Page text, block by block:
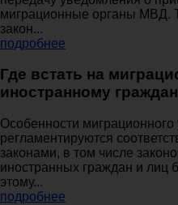
миграционные органы МВД.
закон...
подробнее
Где встать на
иностранному
Особенности миграционного
регламентируются
законами, в том числе
иностранных граждан и лиц
этому...
подробнее